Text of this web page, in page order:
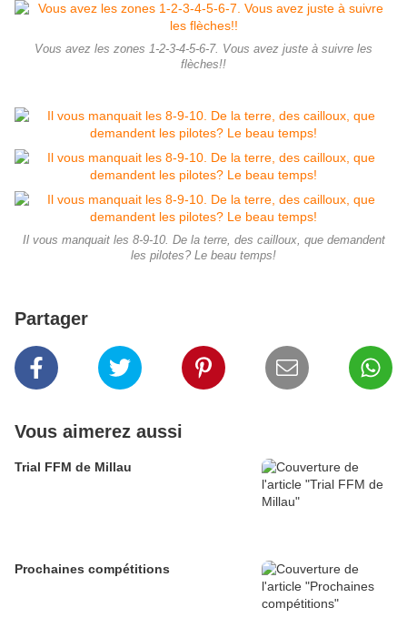
Vous avez les zones 1-2-3-4-5-6-7. Vous avez juste à suivre les
flèches!!
Il vous manquait les 8-9-10. De la terre, des cailloux, que demandent
les pilotes? Le beau temps!
Partager
Vous aimerez aussi
Trial FFM de Millau
Prochaines compétitions